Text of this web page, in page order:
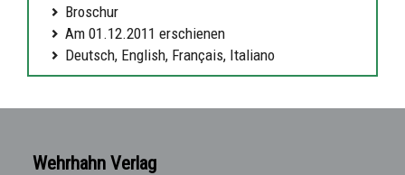
Broschur
Am 01.12.2011 erschienen
Deutsch, English, Français, Italiano
Wehrhahn Verlag